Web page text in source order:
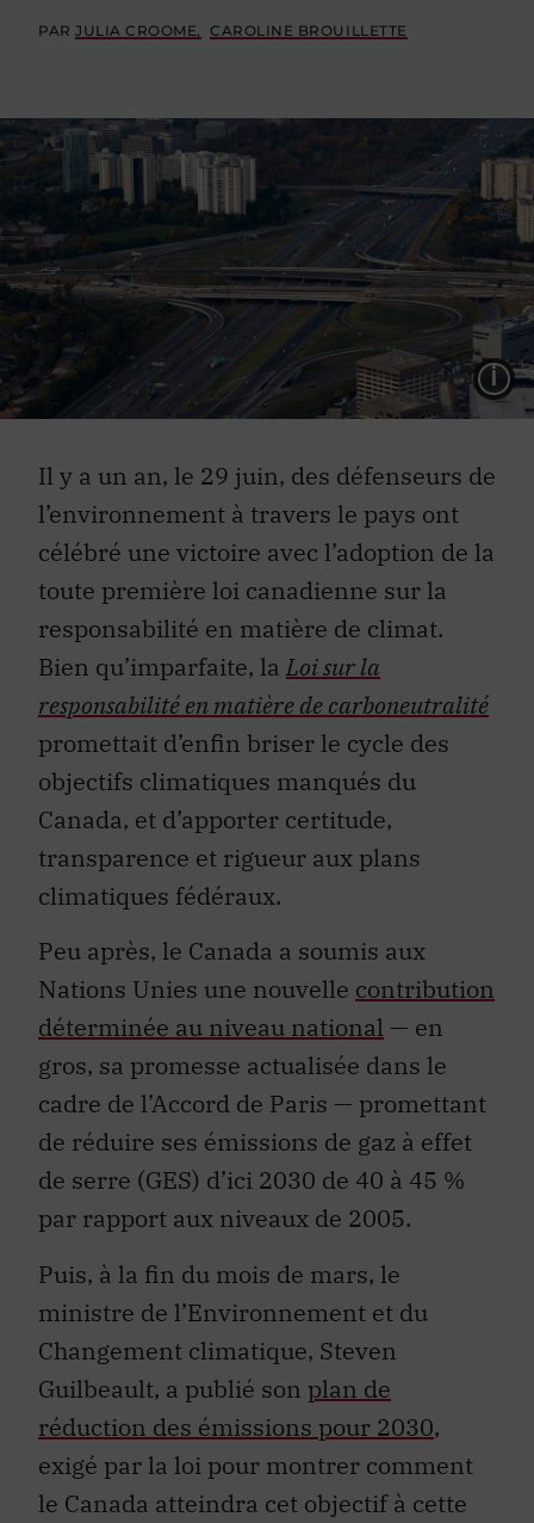
PARJULIA CROOME CAROLINE BROUILLETTE
Il y a un an, le 29 juin, des défenseurs de
l’environnement à travers le pays ont
célébré une victoire avec l’adoption de la
toute première loi canadienne sur la
responsabilité en matière de climat.
Bien qu’imparfaite, la Loi sur la
responsabilité en matière de carboneutralité
promettait d’enfin briser le cycle des
objectifs climatiques manqués du
Canada, et d’apporter certitude,
transparence et rigueur aux plans
climatiques fédéraux.
Peu après, le Canada a soumis aux
Nations Unies une nouvelle contribution
déterminée au niveau national — en
gros, sa promesse actualisée dans le
cadre de l’Accord de Paris — promettant
de réduire ses émissions de gaz à effet
de serre (GES) d’ici 2030 de 40 à 45 %
par rapport aux niveaux de 2005.
Puis, à la fin du mois de mars, le
ministre de l’Environnement et du
Changement climatique, Steven
Guilbeault, a publié son plan de
réduction des émissions pour 2030,
exigé par la loi pour montrer comment
le Canada atteindra cet objectif à cette